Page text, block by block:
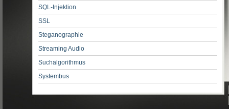
SQL-Injektion
SSL
Steganographie
Streaming Audio
Suchalgorithmus
Systembus